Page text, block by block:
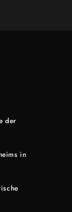
der
in